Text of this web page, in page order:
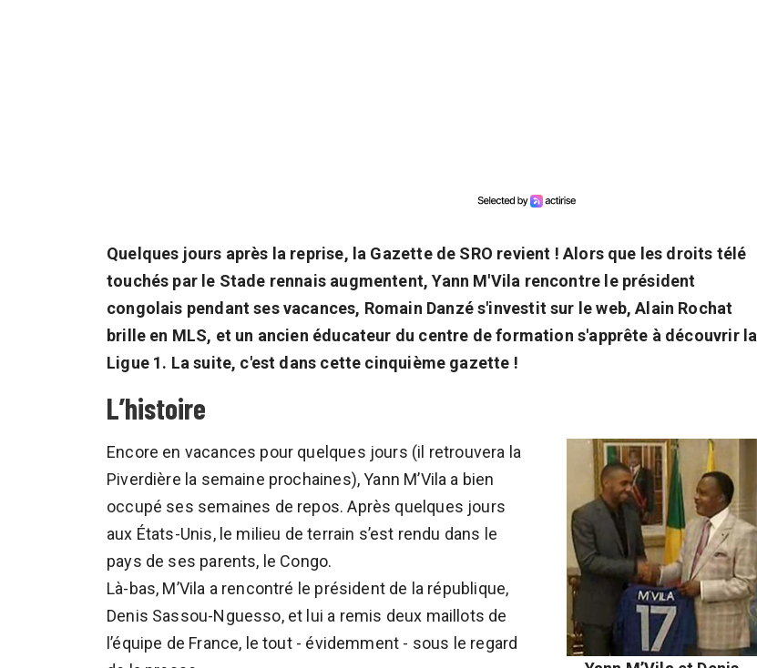
Quelques jours après la reprise, la Gazette de SRO revient ! Alors que les droits télé
touchés par le Stade rennais augmentent, Yann M'Vila rencontre le président
congolais pendant ses vacances, Romain Danzé s'investit sur le web, Alain Rochat
brille en MLS, et un ancien éducateur du centre de formation s'apprête à découvrir la
Ligue 1. La suite, c'est dans cette cinquième gazette !
L’histoire
Encore en vacances pour quelques jours (il retrouvera la
Piverdière la semaine prochaines), Yann M’Vila a bien
occupé ses semaines de repos. Après quelques jours
aux États-Unis, le milieu de terrain s’est rendu dans le
pays de ses parents, le Congo.
Là-bas, M’Vila a rencontré le président de la république,
Denis Sassou-Nguesso, et lui a remis deux maillots de
l’équipe de France, le tout - évidemment - sous le regard